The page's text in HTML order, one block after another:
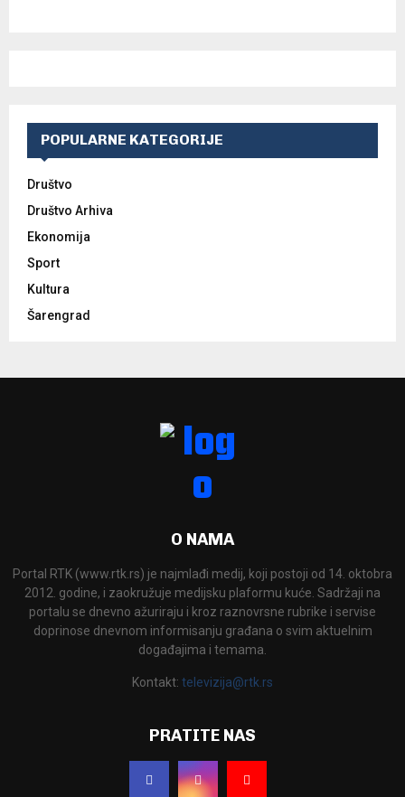
POPULARNE KATEGORIJE
Društvo
Društvo Arhiva
Ekonomija
Sport
Kultura
Šarengrad
O NAMA
Portal RTK (www.rtk.rs) je najmlađi medij, koji postoji od 14. oktobra
2012. godine, i zaokružuje medijsku plaformu kuće. Sadržaji na
portalu se dnevno ažuriraju i kroz raznovrsne rubrike i servise
doprinose dnevnom informisanju građana o svim aktuelnim
događajima i temama.
Kontakt: televizija@rtk.rs
PRATITE NAS